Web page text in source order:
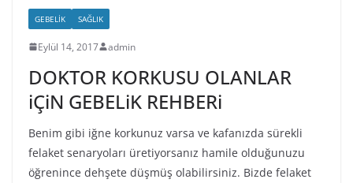
GEBELIK SAĞLIK
Eylül 14, 2017 admin
DOKTOR KORKUSU OLANLAR
iÇiN GEBELiK REHBERi
Benim gibi iğne korkunuz varsa ve kafanızda sürekli
felaket senaryoları üretiyorsanız hamile olduğunuzu
öğrenince dehşete düşmüş olabilirsiniz. Bizde felaket